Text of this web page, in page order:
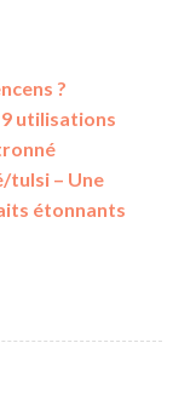
?
utilisations
tulsi – Une
étonnants